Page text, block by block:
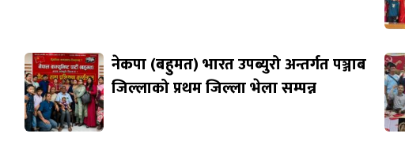
नेकपा (बहुमत) भारत उपब्युरो अन्तर्गत पञ्जाब
जिल्लाको प्रथम जिल्ला भेला सम्पन्न